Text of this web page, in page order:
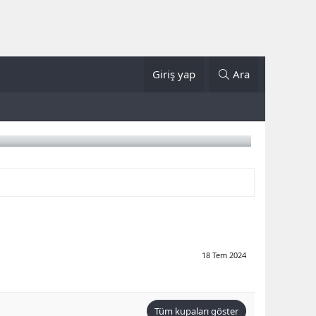
Giriş yap Ara
18 Tem 2024
Tüm kupaları göster